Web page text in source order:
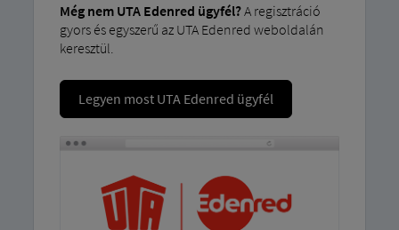
Még nem UTA Edenred ügyfél?A regisztráció
gyors és egyszerű az UTA Edenred weboldalán
keresztül.
Legyen most UTA Edenred ügyfél